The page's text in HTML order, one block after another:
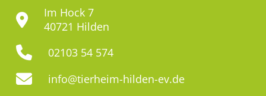
Im Hock 7
40721 Hilden
02103 54 574
info@tierheim-hilden-ev.de